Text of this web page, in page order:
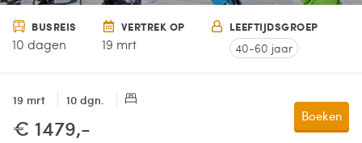
BUSREIS
10 dagen
VERTREK OP
19 mrt
LEEFTIJDSGROEP
40-60 jaar
19 mrt 10 dgn.
€ 1479,- Boeken